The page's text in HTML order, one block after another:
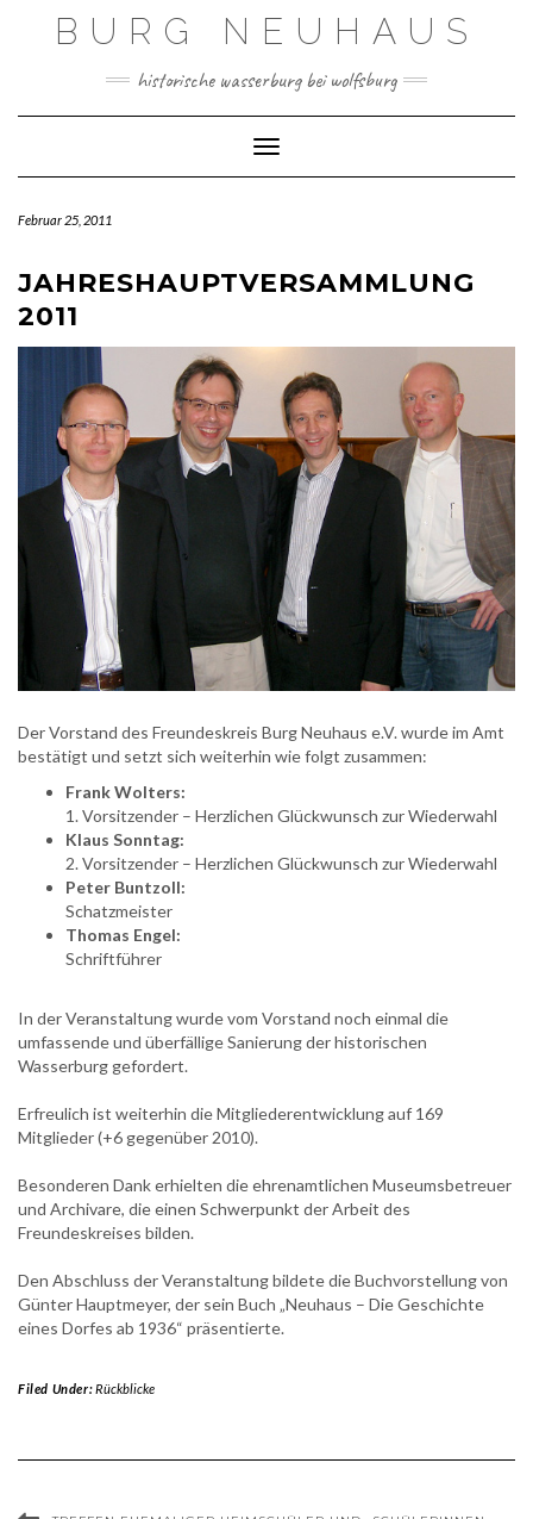
BURG NEUHAUS
historische wasserburg bei wolfsburg
Toggle Navigation
Februar 25, 2011
JAHRESHAUPTVERSAMMLUNG
2011
Der Vorstand des Freundeskreis Burg Neuhaus e.V. wurde im Amt
bestätigt und setzt sich weiterhin wie folgt zusammen:
Frank Wolters:
1. Vorsitzender – Herzlichen Glückwunsch zur Wiederwahl
Klaus Sonntag:
2. Vorsitzender – Herzlichen Glückwunsch zur Wiederwahl
Peter Buntzoll:
Schatzmeister
Thomas Engel:
Schriftführer
In der Veranstaltung wurde vom Vorstand noch einmal die
umfassende und überfällige Sanierung der historischen
Wasserburg gefordert.
Erfreulich ist weiterhin die Mitgliederentwicklung auf 169
Mitglieder (+6 gegenüber 2010).
Besonderen Dank erhielten die ehrenamtlichen Museumsbetreuer
und Archivare, die einen Schwerpunkt der Arbeit des
Freundeskreises bilden.
Den Abschluss der Veranstaltung bildete die Buchvorstellung von
Günter Hauptmeyer, der sein Buch „Neuhaus – Die Geschichte
eines Dorfes ab 1936“ präsentierte.
Filed Under:Rückblicke